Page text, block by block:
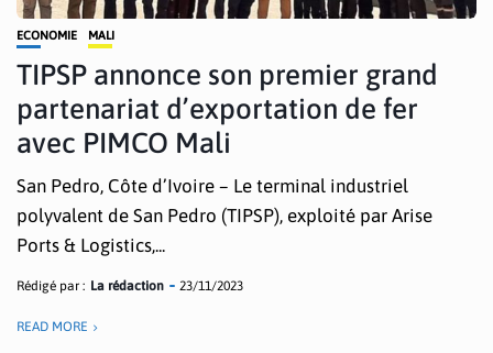
ECONOMIE MALI
TIPSP annonce son premier grand
partenariat d’exportation de fer
avec PIMCO Mali
San Pedro, Côte d’Ivoire – Le terminal industriel
polyvalent de San Pedro (TIPSP), exploité par Arise
Ports & Logistics,...
Rédigé par : La rédaction 23/11/2023
READ MORE